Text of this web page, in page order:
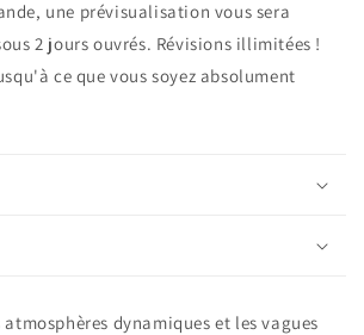
une prévisualisation vous sera
2 jours ouvrés. Révisions illimitées !
ce que vous soyez absolument
dynamiques et les vagues